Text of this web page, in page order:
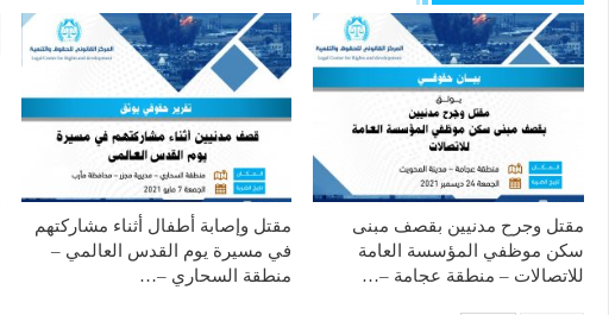
مقتل وجرح مدنيين بقصف مبنى
سكن موظفي المؤسسة العامة
للاتصالات – منطقة عجامة –…
مقتل وإصابة أطفال أثناء مشاركتهم
في مسيرة يوم القدس العالمي –
منطقة السحاري –…